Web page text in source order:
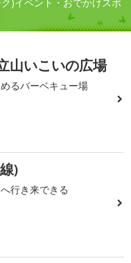
山いこいの広場
るバーベキュー場
)
行き来できる